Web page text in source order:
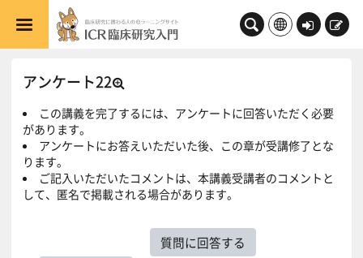
メインコンテンツへスキップする
ロ
新
アンケート22
この講義を完了するには、アンケートに回答いただく必要
があります。
アンケートにお答えいただいた後、この章が受講修了とな
ります。
ご記入いただいたコメントは、本講義受講者のコメントと
して、匿名で掲載される場合があります。
質問に回答する